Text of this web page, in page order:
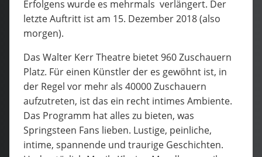
Erfolgens wurde es mehrmals verlängert. Der
letzte Auftritt ist am 15. Dezember 2018 (also
morgen).
Das Walter Kerr Theatre bietet 960 Zuschauern
Platz. Für einen Künstler der es gewöhnt ist, in
der Regel vor mehr als 40000 Zuschauern
aufzutreten, ist das ein recht intimes Ambiente.
Das Programm hat alles zu bieten, was
Springsteen Fans lieben. Lustige, peinliche,
intime, spannende und traurige Geschichten.